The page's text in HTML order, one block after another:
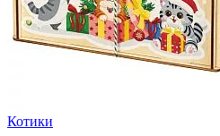
Котики